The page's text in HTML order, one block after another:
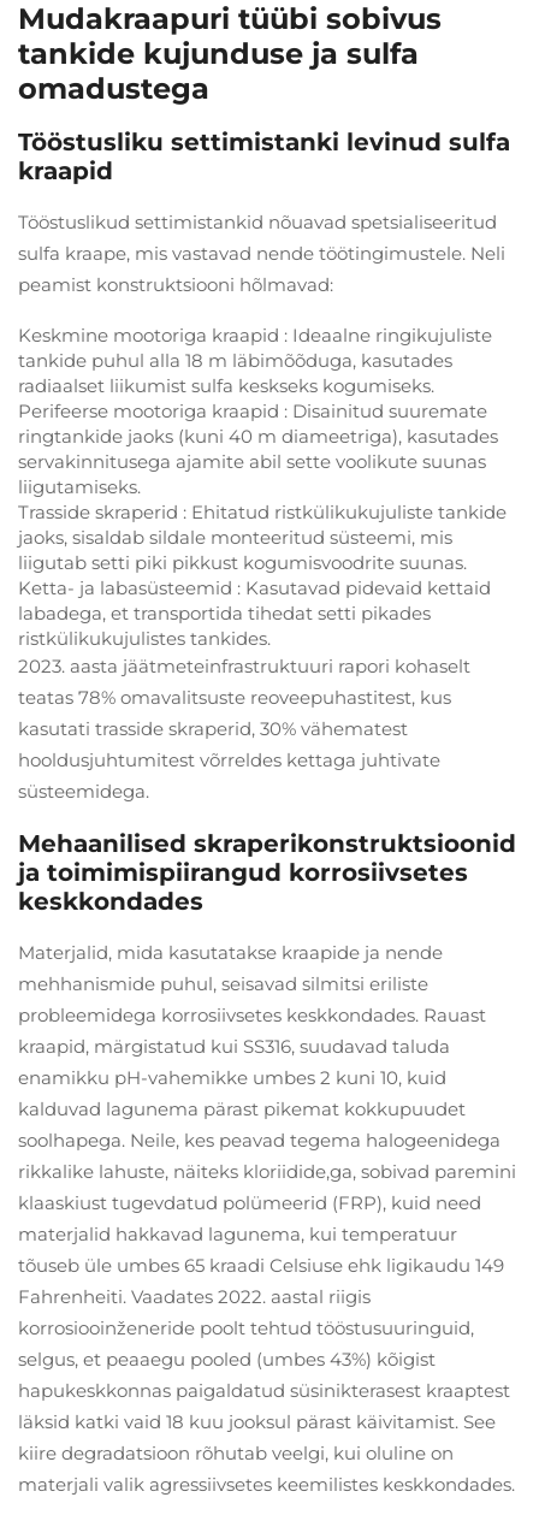
Mudakraapuri tüübi sobivus
tankide kujunduse ja sulfa
omadustega
Tööstusliku settimistanki levinud sulfa
kraapid
Tööstuslikud settimistankid nõuavad spetsialiseeritud
sulfa kraape, mis vastavad nende töötingimustele. Neli
peamist konstruktsiooni hõlmavad:
Keskmine mootoriga kraapid : Ideaalne ringikujuliste
tankide puhul alla 18 m läbimõõduga, kasutades
radiaalset liikumist sulfa keskseks kogumiseks.
Perifeerse mootoriga kraapid : Disainitud suuremate
ringtankide jaoks (kuni 40 m diameetriga), kasutades
servakinnitusega ajamite abil sette voolikute suunas
liigutamiseks.
Trasside skraperid : Ehitatud ristkülikukujuliste tankide
jaoks, sisaldab sildale monteeritud süsteemi, mis
liigutab setti piki pikkust kogumisvoodrite suunas.
Ketta- ja labasüsteemid : Kasutavad pidevaid kettaid
labadega, et transportida tihedat setti pikades
ristkülikukujulistes tankides.
2023. aasta jäätmeteinfrastruktuuri rapori kohaselt
teatas 78% omavalitsuste reoveepuhastitest, kus
kasutati trasside skraperid, 30% vähematest
hooldusjuhtumitest võrreldes kettaga juhtivate
süsteemidega.
Mehaanilised skraperikonstruktsioonid
ja toimimispiirangud korrosiivsetes
keskkondades
Materjalid, mida kasutatakse kraapide ja nende
mehhanismide puhul, seisavad silmitsi eriliste
probleemidega korrosiivsetes keskkondades. Rauast
kraapid, märgistatud kui SS316, suudavad taluda
enamikku pH-vahemikke umbes 2 kuni 10, kuid
kalduvad lagunema pärast pikemat kokkupuudet
soolhapega. Neile, kes peavad tegema halogeenidega
rikkalike lahuste, näiteks kloriidide,ga, sobivad paremini
klaaskiust tugevdatud polümeerid (FRP), kuid need
materjalid hakkavad lagunema, kui temperatuur
tõuseb üle umbes 65 kraadi Celsiuse ehk ligikaudu 149
Fahrenheiti. Vaadates 2022. aastal riigis
korrosiooinženeride poolt tehtud tööstusuuringuid,
selgus, et peaaegu pooled (umbes 43%) kõigist
hapukeskkonnas paigaldatud süsinikterasest kraaptest
läksid katki vaid 18 kuu jooksul pärast käivitamist. See
kiire degradatsioon rõhutab veelgi, kui oluline on
materjali valik agressiivsetes keemilistes keskkondades.